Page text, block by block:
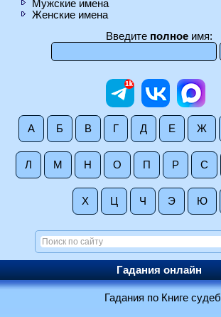
Мужские имена
Женские имена
Введите полное имя:
А Б В Г Д Е Ж
Л М Н О П Р С
Х Ц Ч Э Ю
Гадания онлайн
Гадания по Книге судеб